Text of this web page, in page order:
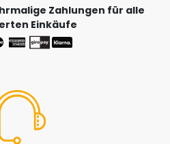
Zahlungen für alle
Einkäufe